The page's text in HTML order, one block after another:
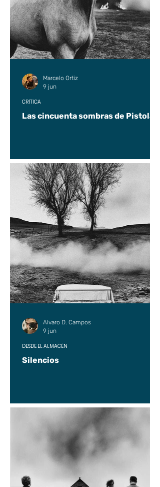
Las cincuenta sombras de Pistolas
CRÍTICA
Marcelo Ortiz
9 jun
Silencios
DESDE EL ALMACÉN
Alvaro D. Campos
9 jun